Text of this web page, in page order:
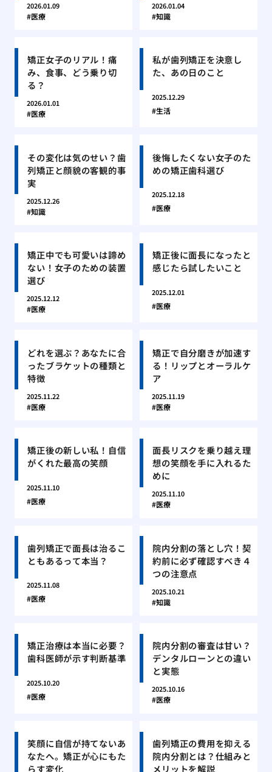
2026.01.09
医療
2026.01.04
知識
矯正女子のリアル！痛
み、食事、どう乗り切
る？
2026.01.01
医療
私が歯列矯正を決意し
た、あの日のこと
2025.12.29
生活
その変化は気のせい？歯
列矯正と顔貌の客観的事
実
2025.12.26
知識
後悔したくない女子のた
めの矯正歯科選び
2025.12.18
医療
矯正中でも可愛いは諦め
ない！女子のための装置
選び
2025.12.12
医療
矯正後に面長になったと
感じたら試したいこと
2025.12.01
医療
どれを選ぶ？あなたに合
ったブラケットの種類と
特徴
2025.11.22
医療
矯正で自分磨きが加速す
る！リップとオーラルケ
ア
2025.11.19
医療
矯正後の新しい私！自信
がくれた最高の笑顔
2025.11.10
医療
面長リスクを乗り越え理
想の笑顔を手に入れるた
めに
2025.11.10
医療
歯列矯正で面長は治るこ
ともあるって本当？
2025.11.08
医療
院内分割の落とし穴！契
約前に必ず確認すべき４
つの注意点
2025.10.21
知識
矯正治療は本当に必要？
歯科医師が示す判断基準
2025.10.20
医療
院内分割の審査は甘い？
デンタルローンとの違い
と実態
2025.10.16
医療
笑顔に自信が持てないあ
なたへ。矯正が心にもた
らす変化
歯列矯正の費用を抑える
院内分割とは？仕組みと
メリットを解説